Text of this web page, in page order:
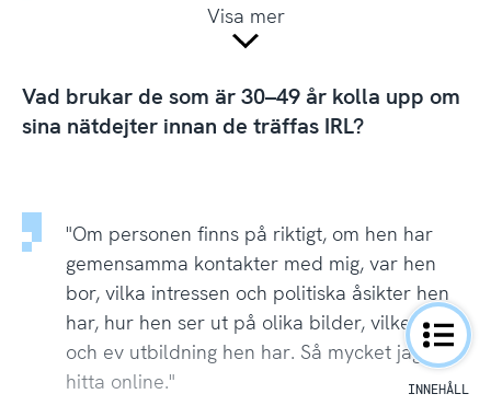
inkomster och samhällsklass."
foton från familjen till exempel, sådant man
vill bli en del av."
KVINNA, 24 ÅR
Visa mer
Vad brukar de som är 30–49 år kolla upp om
sina nätdejter innan de träffas IRL?
"Om personen finns på riktigt, om hen har
gemensamma kontakter med mig, var hen
bor, vilka intressen och politiska åsikter hen
har, hur hen ser ut på olika bilder, vilket yrke
och ev utbildning hen har. Så mycket jag kan
hitta online."